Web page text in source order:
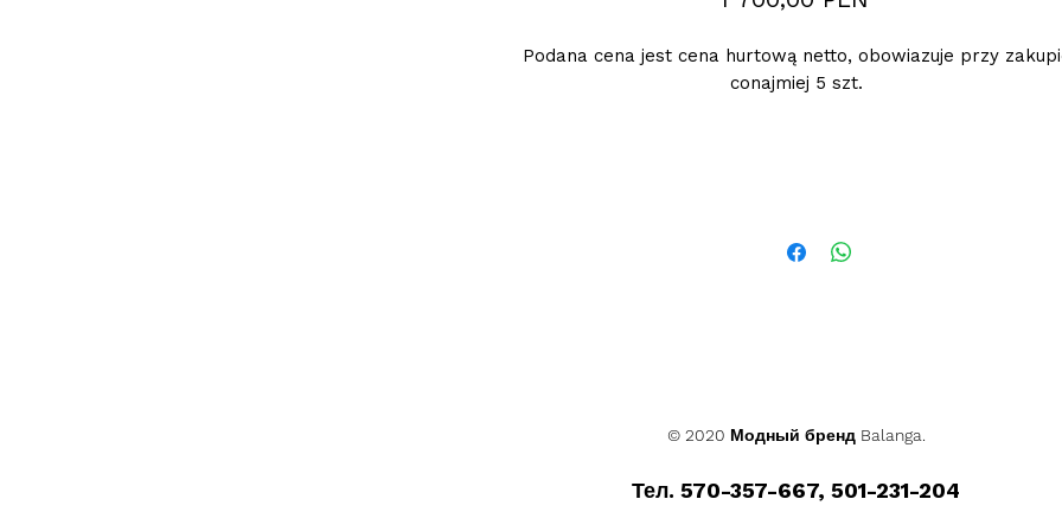
Podana cena jest cena hurtową netto, obowiazuje przy
conajmiej 5 szt.
© 2020 Модный бренд Balanga.
Тел. 570-357-667, 501-231-204